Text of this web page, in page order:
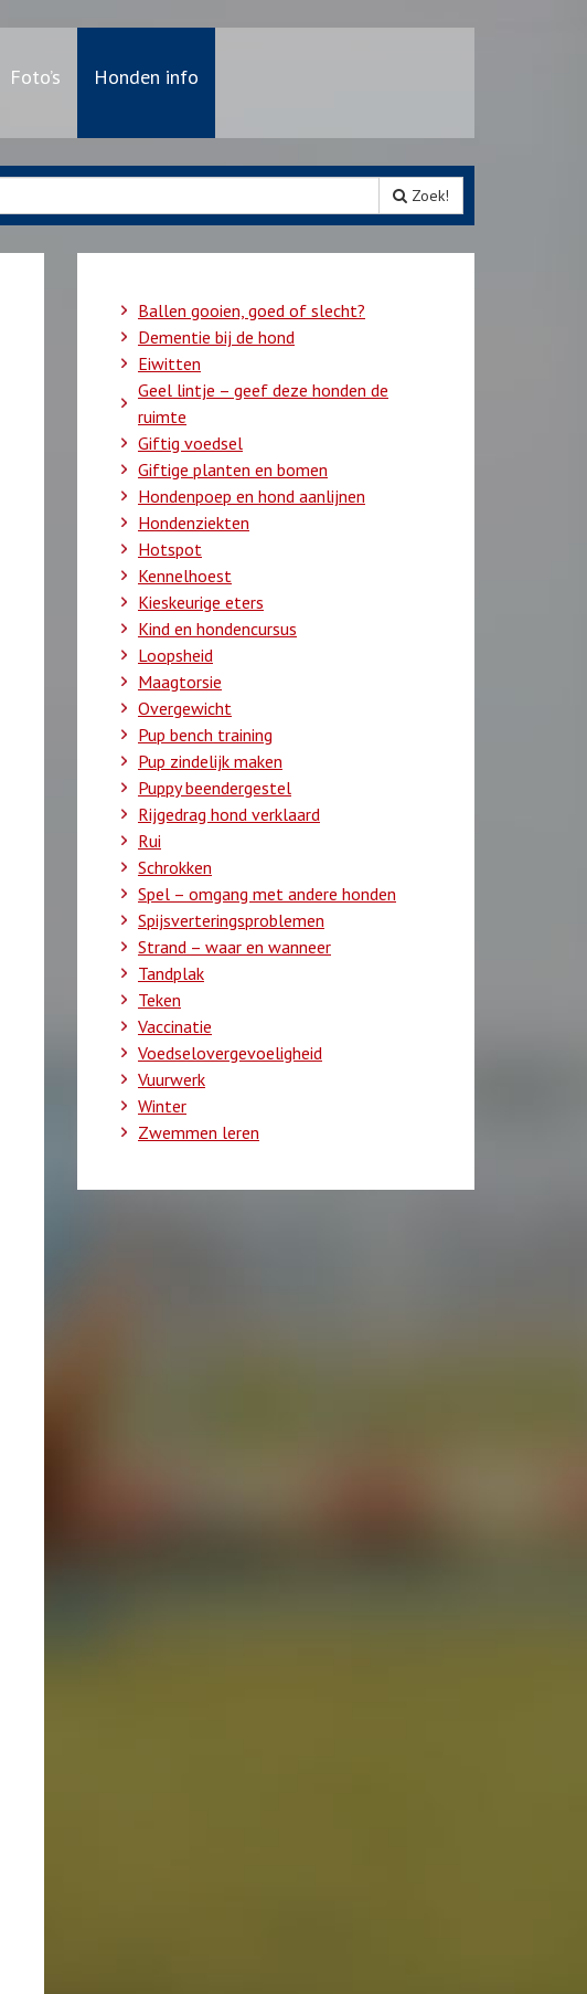
Foto’s Honden info
Zoek!
Ballen gooien, goed of slecht?
Dementie bij de hond
Eiwitten
Geel lintje – geef deze honden de
ruimte
Giftig voedsel
Giftige planten en bomen
Hondenpoep en hond aanlijnen
Hondenziekten
Hotspot
Kennelhoest
Kieskeurige eters
Kind en hondencursus
Loopsheid
Maagtorsie
Overgewicht
Pup bench training
Pup zindelijk maken
Puppy beendergestel
Rijgedrag hond verklaard
Rui
Schrokken
Spel – omgang met andere honden
Spijsverteringsproblemen
Strand – waar en wanneer
Tandplak
Teken
Vaccinatie
Voedselovergevoeligheid
Vuurwerk
Winter
Zwemmen leren